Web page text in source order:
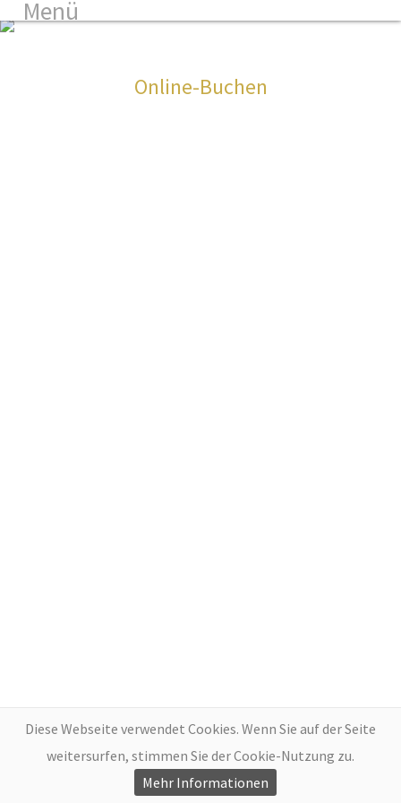
Diese Webseite verwendet Cookies. Wenn Sie auf der Seite
weitersurfen, stimmen Sie der Cookie-Nutzung zu.
Mehr Informationen
Menü
Online-Buchen